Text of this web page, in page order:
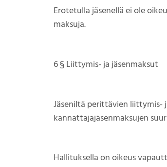
Erotetulla jäsenellä ei ole
maksuja.
6 § Liittymis- ja jäsenmaksut
Jäseniltä perittävien liittymis-
kannattajajäsenmaksujen
Hallituksella on oikeus